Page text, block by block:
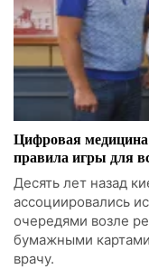
Цифровая
правила игры для
Десять лет назад
ассоциировались
очередями возле
бумажными
врачу.